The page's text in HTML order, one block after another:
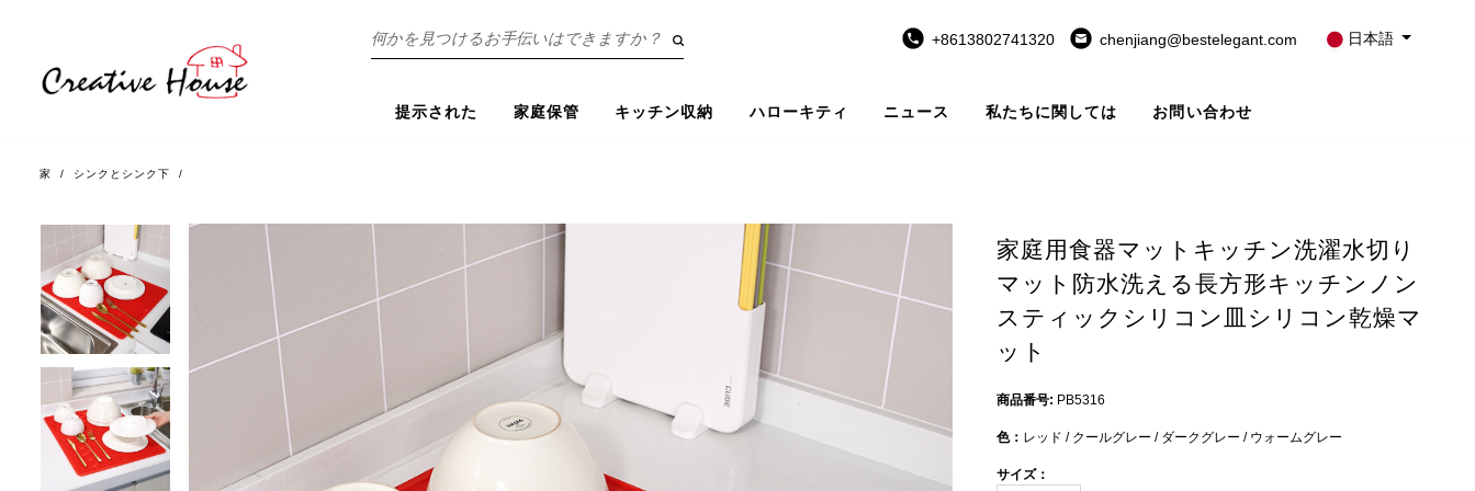
探
す
+8613802741320 chenjiang@bestelegant.com 日本語
提示された 家庭保管 キッチン収納 ハローキティ ニュース 私たちに関しては お問い合わせ
家 / シンクとシンク下 /
家庭用食器マットキッチン洗濯水切り
マット防水洗える長方形キッチンノン
スティックシリコン皿シリコン乾燥マ
ット
商品番号: PB5316
色： レッド / クールグレー / ダークグレー / ウォームグレー
サイズ：